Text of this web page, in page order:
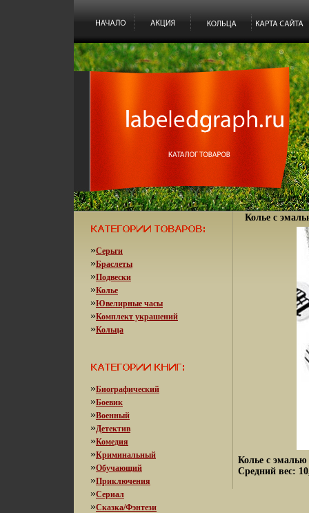
»Серьги
»Браслеты
»Подвески
»Колье
»Ювелирные часы
»Комплект украшений
»Кольца
»Биографический
»Боевик
»Военный
»Детектив
»Комедия
»Криминальный
»Обучающий
»Приключения
»Сериал
»Сказка/Фэнтези
Колье с
Колье с
Средний вес: